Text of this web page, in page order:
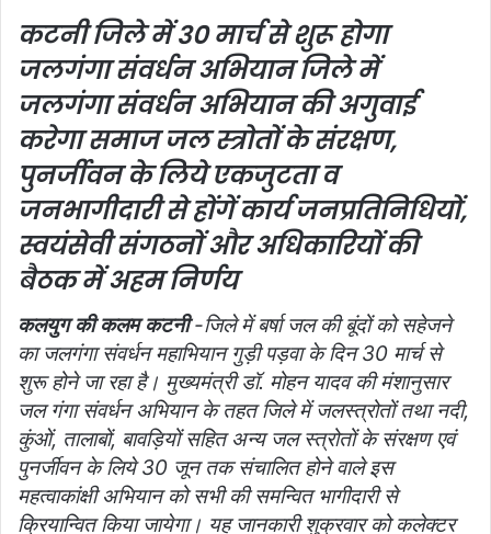
कटनी जिले में 30 मार्च से शुरू होगा
जलगंगा संवर्धन अभियानजिले में
जलगंगा संवर्धन अभियान की अगुवाई
करेगा समाजजल स्त्रोतों के संरक्षण,
पुनर्जीवन के लिये एकजुटता व
जनभागीदारी से होंगें कार्यजनप्रतिनिधियों,
स्वयंसेवी संगठनों और अधिकारियों की
बैठक में अहम निर्णय
कलयुग की कलम कटनी-जिले में बर्षा जल की बूंदों को सहेजने
का जलगंगा संवर्धन महाभियान गुड़ी पड़वा के दिन 30 मार्च से
शुरू होने जा रहा है। मुख्यमंत्री डॉ. मोहन यादव की मंशानुसार
जल गंगा संवर्धन अभियान के तहत जिले में जलस्त्रोतों तथा नदी,
कुंओं, तालाबों, बावड़ियों सहित अन्य जल स्त्रोतों के संरक्षण एवं
पुनर्जीवन के लिये 30 जून तक संचालित होने वाले इस
महत्वाकांक्षी अभियान को सभी की समन्वित भागीदारी से
क्रियान्वित किया जायेगा। यह जानकारी शुक्रवार को कलेक्टर